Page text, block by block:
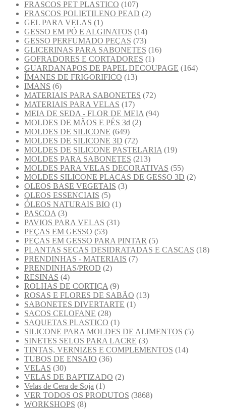
FRASCOS PET PLASTICO (107)
FRASCOS POLIETILENO PEAD (2)
GEL PARA VELAS (1)
GESSO EM PÓ E ALGINATOS (14)
GESSO PERFUMADO PEÇAS (73)
GLICERINAS PARA SABONETES (16)
GOFRADORES E CORTADORES (1)
GUARDANAPOS DE PAPEL DECOUPAGE (164)
ÍMANES DE FRIGORIFICO (13)
IMANS (6)
MATERIAIS PARA SABONETES (72)
MATERIAIS PARA VELAS (17)
MEIA DE SEDA - FLOR DE MEIA (94)
MOLDES DE MÃOS E PÉS 3d (2)
MOLDES DE SILICONE (649)
MOLDES DE SILICONE 3D (72)
MOLDES DE SILICONE PASTELARIA (19)
MOLDES PARA SABONETES (213)
MOLDES PARA VELAS DECORATIVAS (55)
MOLDES SILICONE PLACAS DE GESSO 3D (2)
OLEOS BASE VEGETAIS (3)
OLEOS ESSENCIAIS (5)
ÓLEOS NATURAIS BIO (1)
PASCOA (3)
PAVIOS PARA VELAS (31)
PEÇAS EM GESSO (53)
PEÇAS EM GESSO PARA PINTAR (5)
PLANTAS SECAS DESIDRATADAS E CASCAS (18)
PRENDINHAS - MATERIAIS (7)
PRENDINHAS/PROD (2)
RESINAS (4)
ROLHAS DE CORTIÇA (9)
ROSAS E FLORES DE SABÃO (13)
SABONETES DIVERTARTE (1)
SACOS CELOFANE (28)
SAQUETAS PLASTICO (1)
SILICONE PARA MOLDES DE ALIMENTOS (5)
SINETES SELOS PARA LACRE (3)
TINTAS, VERNIZES E COMPLEMENTOS (14)
TUBOS DE ENSAIO (36)
VELAS (30)
VELAS DE BAPTIZADO (2)
Velas de Cera de Soja (1)
VER TODOS OS PRODUTOS (3868)
WORKSHOPS (8)